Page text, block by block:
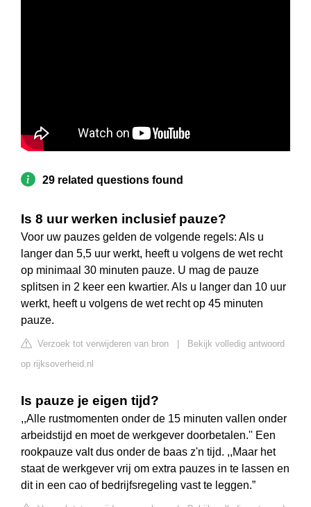
29 related questions found
Is 8 uur werken inclusief pauze?
Voor uw pauzes gelden de volgende regels: Als u
langer dan 5,5 uur werkt, heeft u volgens de wet recht
op minimaal 30 minuten pauze. U mag de pauze
splitsen in 2 keer een kwartier. Als u langer dan 10 uur
werkt, heeft u volgens de wet recht op 45 minuten
pauze.
Verzoek tot verwijderen van bron
Bekijk volledig antwoord
op rijksoverheid.nl
Is pauze je eigen tijd?
,,Alle rustmomenten onder de 15 minuten vallen onder
arbeidstijd en moet de werkgever doorbetalen.'' Een
rookpauze valt dus onder de baas z'n tijd. ,,Maar het
staat de werkgever vrij om extra pauzes in te lassen en
dit in een cao of bedrijfsregeling vast te leggen.”